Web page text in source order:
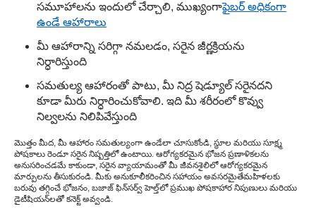
సమూహాలను ఇందులో చేర్చాలి, ముఖ్యంగాఫైబర్ అధికంగా
ఉండే ఆహారాలు
మీ ఆహారాన్ని సరిగ్గా నమలడం, సరైన జీర్ణక్రియను
నిర్ధారిస్తుంది
సమతుల్య ఆహారంతో పాటు, మీ నిద్ర షెడ్యూల్ సరైనదని
కూడా మీరు నిర్ధారించుకోవాలి. ఇది మీ శరీరంలో కొవ్వు
నిల్వలను నిలిపివేస్తుంది
మొత్తం మీద, మీ ఆహారం సమతుల్యంగా ఉండేలా చూసుకోండి, స్థూల మరియు సూక్ష్మ
పోషకాలు రెండూ సరైన నిష్పత్తిలో ఉంటాయి. ఆరోగ్యకరమైన భోజన ప్రణాళికలను
అనుసరించడమే కాకుండా, సరైన వ్యాయామంతో మీ జీవనశైలిలో ఆరోగ్యకరమైన
మార్పులను తీసుకురండి. మీకు అనుకూలీకరించిన సహాయం అవసరమైతేమహిళలకు
బరువు తగ్గించే భోజనం, బజాజ్ ఫిన్‌సర్వ్ హెల్త్‌లో ప్రముఖ పోషకాహార నిపుణులు మరియు
డైటీషియన్‌లతో కనెక్ట్ అవ్వండి.